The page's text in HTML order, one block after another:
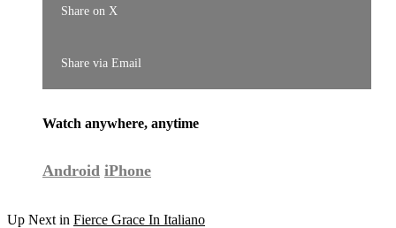
Share on X
Share via Email
Watch anywhere, anytime
Android iPhone
Up Next in Fierce Grace In Italiano